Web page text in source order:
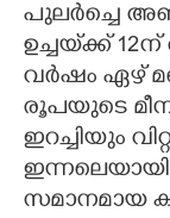
പുലർച്ചെ
ഉച്ചയ്‌ക്ക്
വർഷം ഏഴ്
രൂപയുടെ
ഇറച്ചിയും
സമാനമായ